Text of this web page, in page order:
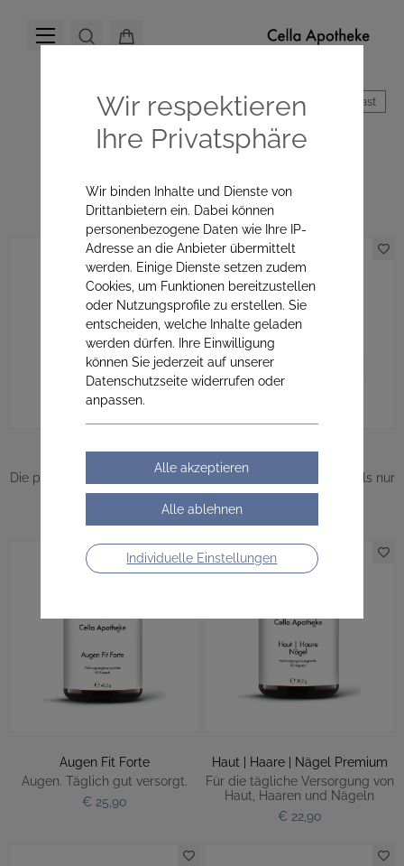
Hoher Kontrast
Cella Apotheke
Die praktische 10-Tages-Kur mit
13 Bakterienstämmen.
Wenn Beine mehr wollen als nur
tragen.
Augen Fit Forte
Augen. Täglich gut versorgt.
€ 25,90
Haut | Haare | Nägel Premium
Für die tägliche Versorgung von
Haut, Haaren und Nägeln
€ 22,90
Wir respektieren
Ihre Privatsphäre
Wir binden Inhalte und Dienste von
Drittanbietern ein. Dabei können
personenbezogene Daten wie Ihre IP-
Adresse an die Anbieter übermittelt
werden. Einige Dienste setzen zudem
Cookies, um Funktionen bereitzustellen
oder Nutzungsprofile zu erstellen. Sie
entscheiden, welche Inhalte geladen
werden dürfen. Ihre Einwilligung
können Sie jederzeit auf unserer
Datenschutzseite widerrufen oder
anpassen.
Individuelle Einstellungen